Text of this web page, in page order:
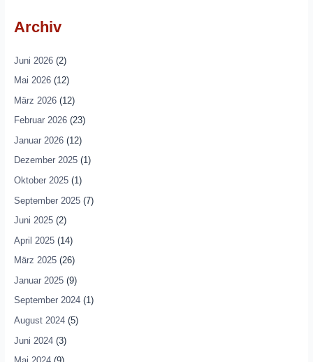
Archiv
Juni 2026(2)
Mai 2026(12)
März 2026(12)
Februar 2026(23)
Januar 2026(12)
Dezember 2025(1)
Oktober 2025(1)
September 2025(7)
Juni 2025(2)
April 2025(14)
März 2025(26)
Januar 2025(9)
September 2024(1)
August 2024(5)
Juni 2024(3)